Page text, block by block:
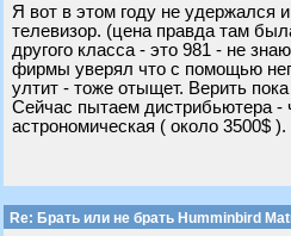
Я вот в этом году не удержался
телевизор. (цена правда там
другого класса - это 981 - не
фирмы уверял что с помощью
ултит - тоже отыщет. Верить
Сейчас пытаем дистрибьютера -
астрономическая ( около 3500$
Re: Брать или не брать Humminbird